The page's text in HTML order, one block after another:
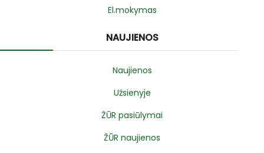
El.mokymas
NAUJIENOS
Naujienos
Užsienyje
ŽŪR pasiūlymai
ŽŪR naujienos